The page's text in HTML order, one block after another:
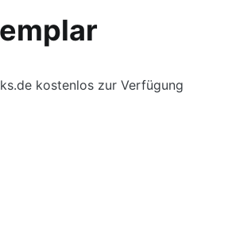
kostenlos zur Verfügung